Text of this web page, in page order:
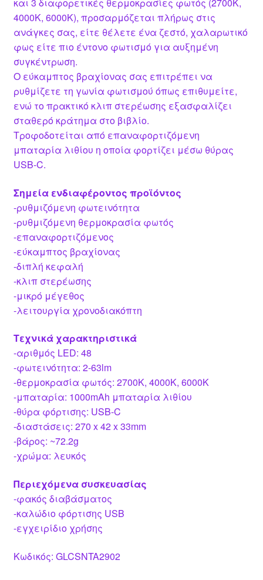
4000K, 6000K), προσαρμόζεται πλήρως στις
ανάγκες σας, είτε θέλετε ένα ζεστό, χαλαρωτικό
φως είτε πιο έντονο φωτισμό για αυξημένη
συγκέντρωση.
Ο εύκαμπτος βραχίονας σας επιτρέπει να
ρυθμίζετε τη γωνία φωτισμού όπως επιθυμείτε,
ενώ το πρακτικό κλιπ στερέωσης εξασφαλίζει
σταθερό κράτημα στο βιβλίο.
Τροφοδοτείται από επαναφορτιζόμενη
μπαταρία λιθίου η οποία φορτίζει μέσω θύρας
USB-C.
Σημεία ενδιαφέροντος προϊόντος
-ρυθμιζόμενη φωτεινότητα
-ρυθμιζόμενη θερμοκρασία φωτός
-επαναφορτιζόμενος
-εύκαμπτος βραχίονας
-διπλή κεφαλή
-κλιπ στερέωσης
-μικρό μέγεθος
-λειτουργία χρονοδιακόπτη
Τεχνικά χαρακτηριστικά
-αριθμός LED: 48
-φωτεινότητα: 2-63lm
-θερμοκρασία φωτός: 2700K, 4000K, 6000K
-μπαταρία: 1000mAh μπαταρία λιθίου
-θύρα φόρτισης: USB-C
-διαστάσεις: 270 x 42 x 33mm
-βάρος: ~72.2g
-χρώμα: λευκός
Περιεχόμενα συσκευασίας
-φακός διαβάσματος
-καλώδιο φόρτισης USB
-εγχειρίδιο χρήσης
Κωδικός: GLCSNTA2902